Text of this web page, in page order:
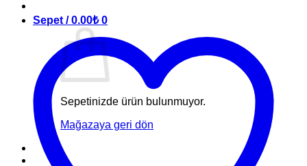
Sepet /0.00₺ 0
Sepetinizde ürün bulunmuyor.
Mağazaya geri dön